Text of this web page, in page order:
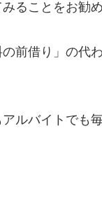
ることをお勧め
前借り」の代
ルバイトでも